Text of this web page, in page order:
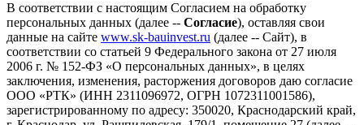
В соответствии с настоящим Согласием на обработку
персональных данных (далее -- Согласие), оставляя свои
данные на сайте www.sk-bauinvest.ru (далее -- Сайт), в
соответствии со статьей 9 Федерального закона от 27 июля
2006 г. № 152-ФЗ «О персональных данных», в целях
заключения, изменения, расторжения договоров даю согласие
ООО «РТК» (ИНН 2311096972, ОГРН 1072311001586),
зарегистрированному по адресу: 350020, Краснодарский край,